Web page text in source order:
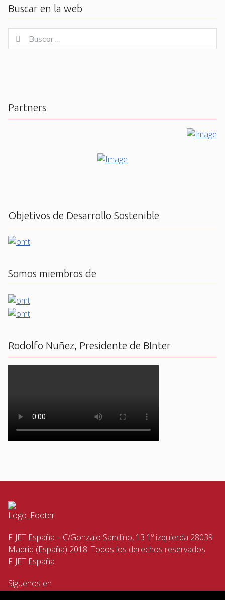
Buscar en la web
for:
Buscar
Partners
Objetivos de Desarrollo Sostenible
Somos miembros de
Rodolfo Nuñez, Presidente de BInter
FIJET España – C/Gonzalo Sandino, 13 1º izquierda 28039
Madrid (España) 2018. Todos los derechos reservados
FIJET España
Siguenos en